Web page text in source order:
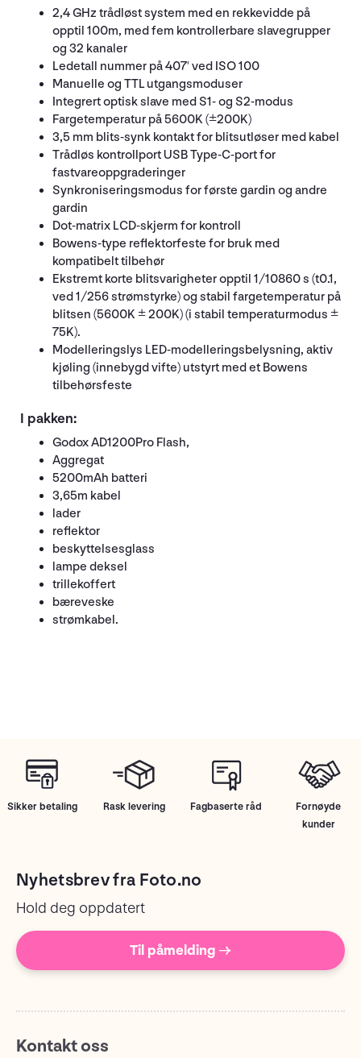
2,4 GHz trådløst system med en rekkevidde på
opptil 100m, med fem kontrollerbare slavegrupper
og 32 kanaler
Ledetall nummer på 407' ved ISO 100
Manuelle og TTL utgangsmoduser
Integrert optisk slave med S1- og S2-modus
Fargetemperatur på 5600K (±200K)
3,5 mm blits-synk kontakt for blitsutløser med kabel
Trådløs kontrollport USB Type-C-port for
fastvareoppgraderinger
Synkroniseringsmodus for første gardin og andre
gardin
Dot-matrix LCD-skjerm for kontroll
Bowens-type reflektorfeste for bruk med
kompatibelt tilbehør
Ekstremt korte blitsvarigheter opptil 1/10860 s (t0.1,
ved 1/256 strømstyrke) og stabil fargetemperatur på
blitsen (5600K ± 200K) (i stabil temperaturmodus ±
75K).
Modelleringslys LED-modelleringsbelysning, aktiv
kjøling (innebygd vifte) utstyrt med et Bowens
tilbehørsfeste
I pakken:
Godox AD1200Pro Flash,
Aggregat
5200mAh batteri
3,65m kabel
lader
reflektor
beskyttelsesglass
lampe deksel
trillekoffert
bæreveske
strømkabel.
Sikker betaling Rask levering Fagbaserte råd
Fornøyde
kunder
Nyhetsbrev fra Foto.no
Hold deg oppdatert
Til påmelding →
Kontakt oss